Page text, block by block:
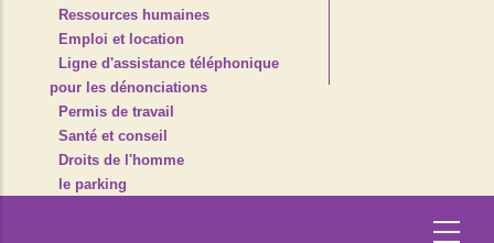
Ressources humaines
Emploi et location
Ligne d'assistance téléphonique
pour les dénonciations
Permis de travail
Santé et conseil
Droits de l'homme
le parking